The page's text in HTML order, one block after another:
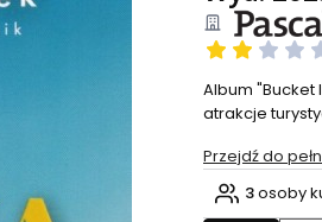
Album "Bucket
atrakcje
Przejdź do
3osoby